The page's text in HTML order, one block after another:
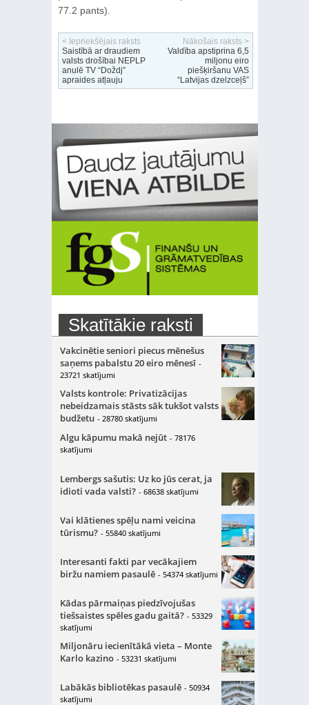
77.2 pants).
< Iepriekšējais raksts
Saistībā ar draudiem
valsts drošībai NEPLP
anulē TV “Doždj”
apraides atļauju
Nākošais raksts >
Valdība apstiprina 6,5
miljonu eiro
piešķiršanu VAS
“Latvijas dzelzceļš”
Skatītākie raksti
Vakcinētie seniori piecus mēnešus
saņems pabalstu 20 eiro mēnesī -
23721 skatījumi
Valsts kontrole: Privatizācijas
nebeidzamais stāsts sāk tukšot valsts
budžetu - 28780 skatījumi
Algu kāpumu makā nejūt - 78176
skatījumi
Lembergs sašutis: Uz ko jūs cerat, ja
idioti vada valsti? - 68638 skatījumi
Vai klātienes spēļu nami veicina
tūrismu? - 55840 skatījumi
Interesanti fakti par vecākajiem
biržu namiem pasaulē - 54374 skatījumi
Kādas pārmaiņas piedzīvojušas
tiešsaistes spēles gadu gaitā? - 53329
skatījumi
Miljonāru iecienītākā vieta – Monte
Karlo kazino - 53231 skatījumi
Labākās bibliotēkas pasaulē - 50934
skatījumi